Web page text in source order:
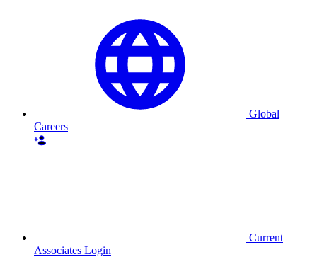
Global
Careers
Current
Associates Login